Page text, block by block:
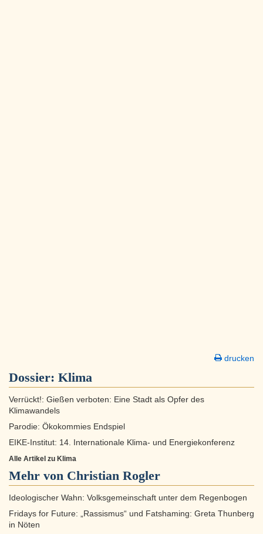
drucken
Dossier: Klima
Verrückt!: Gießen verboten: Eine Stadt als Opfer des
Klimawandels
Parodie: Ökokommies Endspiel
EIKE-Institut: 14. Internationale Klima- und Energiekonferenz
Alle Artikel zu Klima
Mehr von Christian Rogler
Ideologischer Wahn: Volksgemeinschaft unter dem Regenbogen
Fridays for Future: „Rassismus“ und Fatshaming: Greta Thunberg
in Nöten